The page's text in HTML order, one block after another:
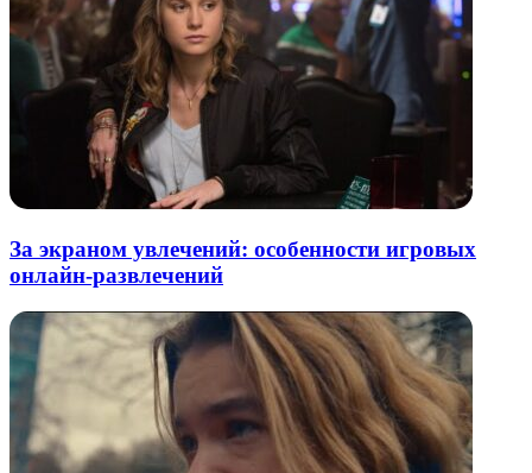
За экраном увлечений: особенности игровых
онлайн-развлечений